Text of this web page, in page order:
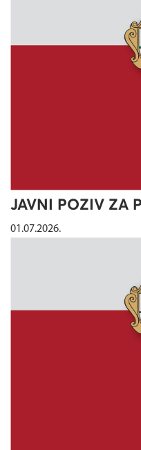
JAVNI POZIV ZA
01.07.2026.